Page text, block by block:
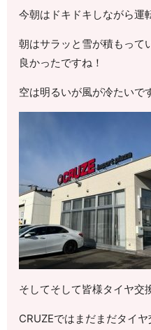
今朝はドキドキしながら運
朝はサラッと雪が積もって
良かったですね！
空は明るいが風が冷たいで
そしてそして皆様タイヤ交
CRUZEではまだまだタイ